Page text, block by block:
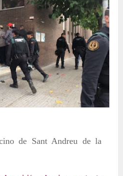
de Sant Andreu de la